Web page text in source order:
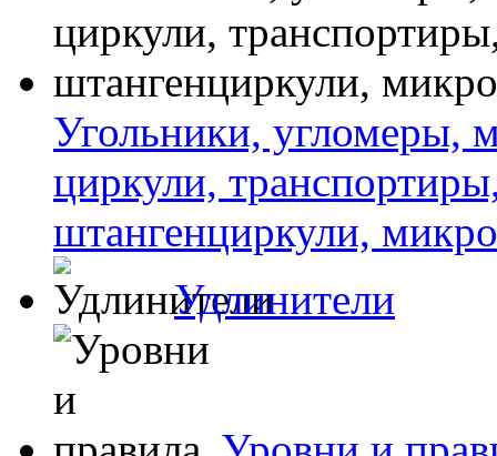
Угольники, угломеры,
циркули,
штангенциркули,
Удлинители